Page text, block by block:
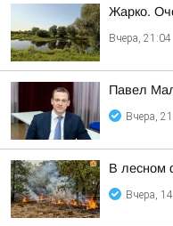
Жарко.
Вчера, 21:04
Павел
Вчера,
В лесном
Вчера,